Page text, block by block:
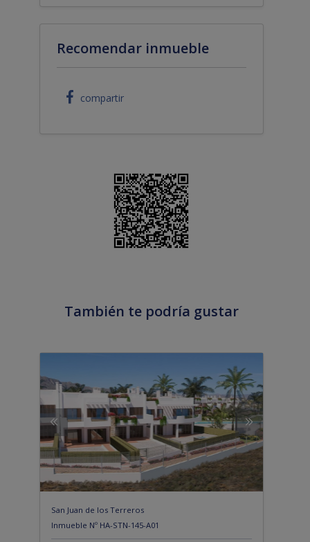
Recomendar inmueble
compartir
También te podría gustar
San Juan de los Terreros
Inmueble Nº HA-STN-145-A01